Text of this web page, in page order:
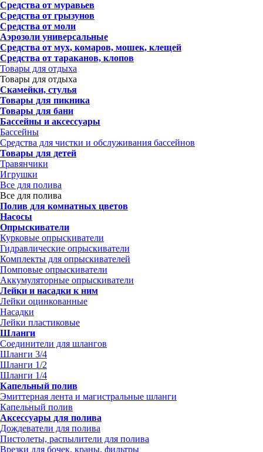
Средства от муравьев
Средства от грызунов
Средства от моли
Аэрозоли универсальные
Средства от мух, комаров, мошек, клещей
Средства от тараканов, клопов
Товары для отдыха
Товары для отдыха
Скамейки, стулья
Товары для пикника
Товары для бани
Бассейны и аксессуары
Бассейны
Средства для чистки и обслуживания бассейнов
Товары для детей
Травянчики
Игрушки
Все для полива
Все для полива
Полив для комнатных цветов
Насосы
Опрыскиватели
Курковые опрыскиватели
Гидравлические опрыскиватели
Комплекты для опрыскивателей
Помповые опрыскиватели
Аккумуляторные опрыскиватели
Лейки и насадки к ним
Лейки оцинкованные
Насадки
Лейки пластиковые
Шланги
Соединители для шлангов
Шланги 3/4
Шланги 1/2
Шланги 1/4
Капельный полив
Эмиттерная лента и магистральные шланги
Капельный полив
Аксессуары для полива
Дождеватели для полива
Пистолеты, распылители для полива
Врезки для бочек, краны, фильтры